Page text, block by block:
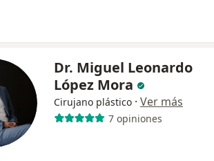
Dr. Miguel Leonardo
López Mora
Cirujano plástico · Ver más
7 opiniones